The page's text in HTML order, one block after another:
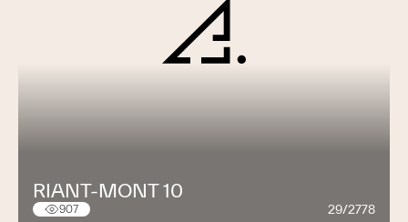
RIANT-MONT 10
907 29/2778